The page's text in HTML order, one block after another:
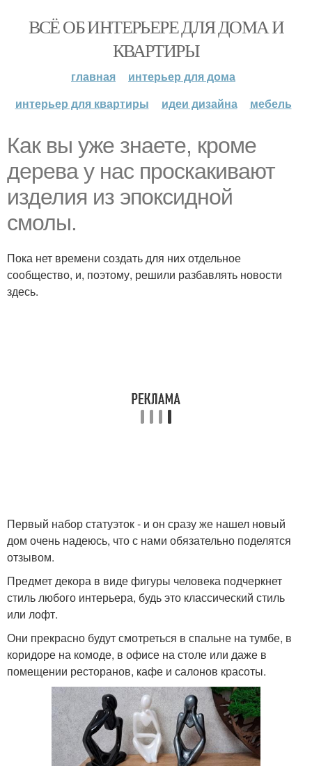
ВСЁ ОБ ИНТЕРЬЕРЕ ДЛЯ ДОМА И
КВАРТИРЫ
главная
интерьер для дома
интерьер для квартиры
идеи дизайна мебель
Как вы уже знаете, кроме
дерева у нас проскакивают
изделия из эпоксидной
смолы.
Пока нет времени создать для них отдельное
сообщество, и, поэтому, решили разбавлять новости
здесь.
Первый набор статуэток - и он сразу же нашел новый
дом очень надеюсь, что с нами обязательно поделятся
отзывом.
Предмет декора в виде фигуры человека подчеркнет
стиль любого интерьера, будь это классический стиль
или лофт.
Они прекрасно будут смотреться в спальне на тумбе, в
коридоре на комоде, в офисе на столе или даже в
помещении ресторанов, кафе и салонов красоты.